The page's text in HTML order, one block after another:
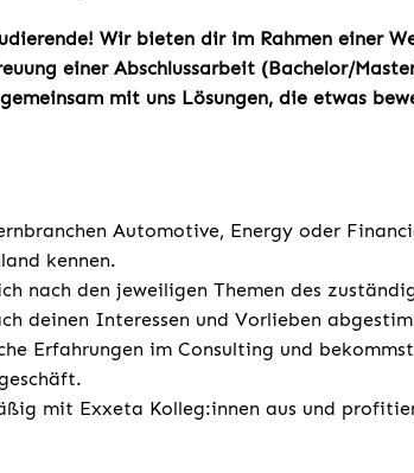
Wir bieten dir im Rahmen einer
einer Abschlussarbeit (Bachelor/
mit uns Lösungen, die etwas
Automotive, Energy oder
kennen.
nach den jeweiligen Themen des
deinen Interessen und Vorlieben
Erfahrungen im Consulting und
mit Exxeta Kolleg:innen aus und